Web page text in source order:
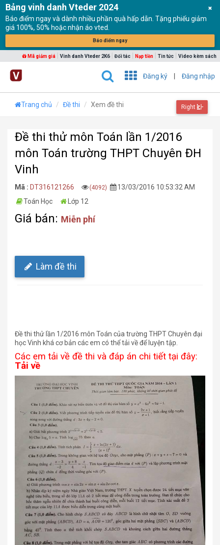
Bảng vinh danh Vteder 2024
Báo điểm ngay và dành nhiều phần quà hấp dẫn. Tặng phiếu giảm
giá 100%, 50% hoặc nhận áo vted.
Báo điểm ngay
Mã giảm giá Vinh danh Vteder 2K6 Đối tác Nạp tiền Tin tức Video kèm sách
Đăng ký Đăng nhập
Trang chủ Đề thi Xem đề thi Right
Đề thi thử môn Toán lần 1/2016
môn Toán trường THPT Chuyên ĐH
Vinh
Mã : DT316121266 (4092)
13/03/2016 10:53:32 AM
Toán Học
Lớp 12
Giá bán: Miễn phí
Làm đề thi
Đề thi thử lần 1/2016 môn Toán của trường THPT Chuyên đại
học Vinh khá cơ bản các em có thể tải về để luyện tập.
Các em tải về đề thi và đáp án chi tiết tại đây:
Tải về